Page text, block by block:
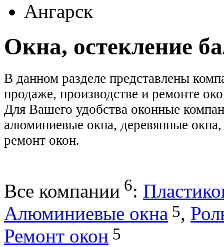
Ангарск
Окна, остекление
В данном разделе представлены
продаже, производстве и ремонте
Для Вашего удобства оконные
алюминиевые окна, деревянные
ремонт окон.
Все компании 6:
Алюминиевые окна 5,
Ремонт окон 5